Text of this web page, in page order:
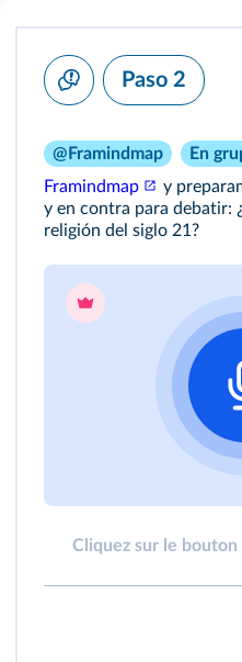
Paso 2
@Framindmap En
Framindmap
y
y en contra para debatir:
religión del siglo 21?
Cliquez sur le